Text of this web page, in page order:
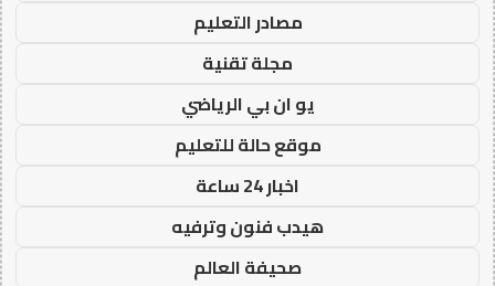
مصادر التعليم
مجلة تقنية
يو ان بي الرياضي
موقع حالة للتعليم
اخبار 24 ساعة
هيدب فنون وترفيه
صحيفة العالم